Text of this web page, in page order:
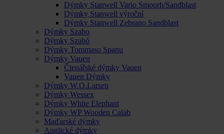
Dýmky Stanwell Vario Smoorh/Sandblast
Dýmky Stanwell výroční
Dýmky Stanwell Zebrano Sandblast
Dýmky Szabo
Dýmky Szabó
Dýmky Tommaso Spanu
Dýmky Vauen
Čtenářské dýmky Vauen
Vauen Dýmky
Dýmky W.O.Larsen
Dýmky Wessex
Dýmky White Elephant
Dýmky WP Wooden Calab
Maďarské dýmky
Anglické dýmky